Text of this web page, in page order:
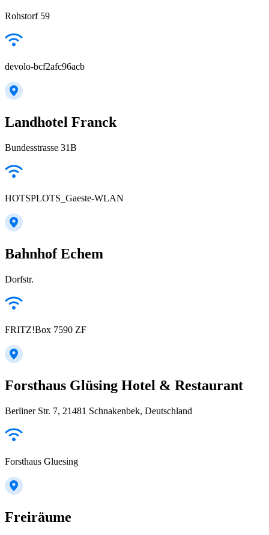
Rohstorf 59
devolo-bcf2afc96acb
Landhotel Franck
Bundesstrasse 31B
HOTSPLOTS_Gaeste-WLAN
Bahnhof Echem
Dorfstr.
FRITZ!Box 7590 ZF
Forsthaus Glüsing Hotel & Restaurant
Berliner Str. 7, 21481 Schnakenbek, Deutschland
Forsthaus Gluesing
Freiräume